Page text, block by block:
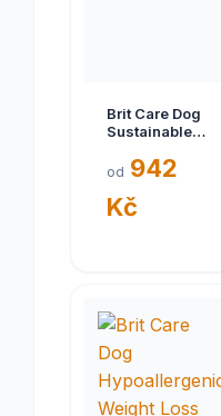
Brit Care Dog
Sustainable
od 942
Kč